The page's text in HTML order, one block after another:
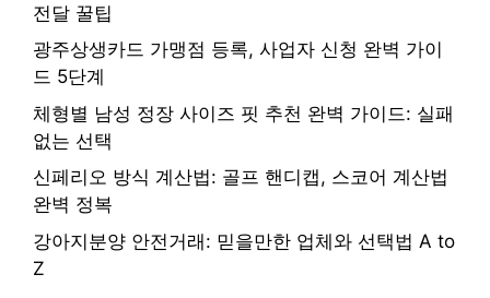
전달 꿀팁
광주상생카드 가맹점 등록, 사업자 신청 완벽 가이
드 5단계
체형별 남성 정장 사이즈 핏 추천 완벽 가이드: 실패
없는 선택
신페리오 방식 계산법: 골프 핸디캡, 스코어 계산법
완벽 정복
강아지분양 안전거래: 믿을만한 업체와 선택법 A to
Z